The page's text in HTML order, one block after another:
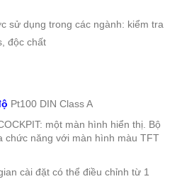
sử dụng trong các ngành: kiểm tra
độc chất
Pt100 DIN Class A
một màn hình hiển thị. Bộ
chức năng với màn hình màu TFT
cài đặt có thể điều chỉnh từ 1